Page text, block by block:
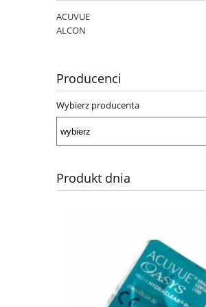
ACUVUE
ALCON
Producenci
Wybierz producenta
Produkt dnia